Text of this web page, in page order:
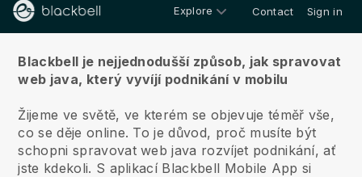
Explore Contact Sign in
Blackbell je nejjednodušší způsob, jak spravovat
web java, který vyvíjí podnikání v mobilu
Žijeme ve světě, ve kterém se objevuje téměř vše,
co se děje online. To je důvod, proč musíte být
schopni spravovat web java rozvíjet podnikání, ať
jste kdekoli. S aplikací Blackbell Mobile App si